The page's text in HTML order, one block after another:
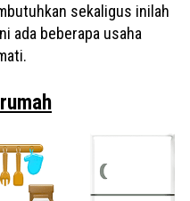
sekaligus inilah
ada beberapa usaha